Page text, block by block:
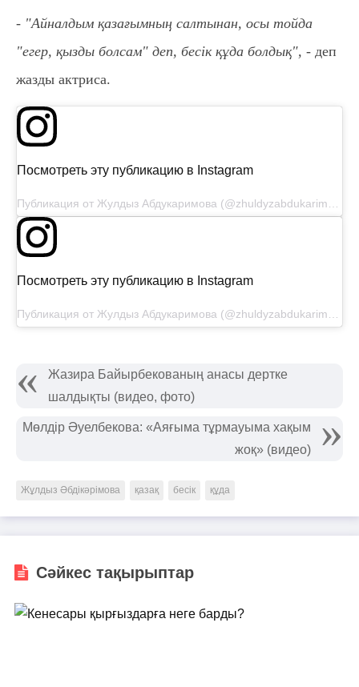
- "Айналдым қазағымның салтынан, осы тойда
"егер, қызды болсам" деп, бесік құда болдық", - деп
жазды актриса.
Посмотреть эту публикацию в Instagram
Посмотреть эту публикацию в Instagram
Жазира Байырбекованың анасы дертке
шалдықты (видео, фото)
Мөлдір Әуелбекова: «Аяғыма тұрмауыма хақым
жоқ» (видео)
Жұлдыз Әбдікәрімова қазақ бесік құда
Сәйкес тақырыптар